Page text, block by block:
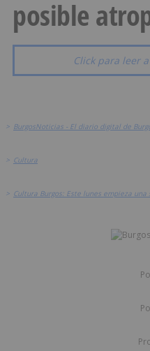
posible
Click para leer
> BurgosNoticias - El diario digital de
> Cultura
> Cultura Burgos: Este lunes empieza